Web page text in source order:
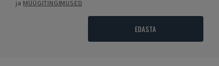
ja MÜÜGITINGIMUSED
EDASTA